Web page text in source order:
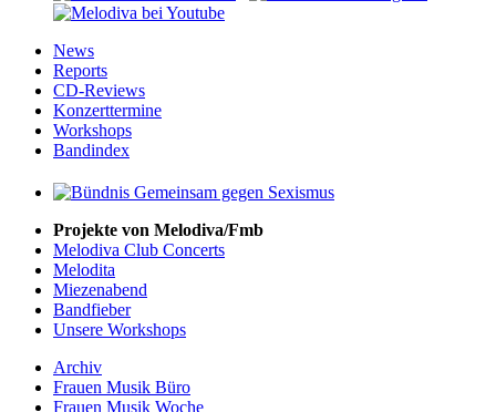
News
Reports
CD-Reviews
Konzerttermine
Workshops
Bandindex
Projekte von Melodiva/Fmb
Melodiva Club Concerts
Melodita
Miezenabend
Bandfieber
Unsere Workshops
Archiv
Frauen Musik Büro
Frauen Musik Woche